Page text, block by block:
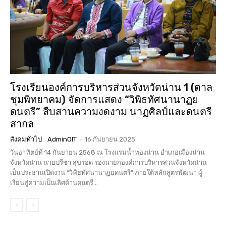
โรงเรียนองค์การบริหารส่วนจังหวัดน่าน 1 (ตาล
ชุมพิทยาคม) จัดการแสดง “วิพิธทัศนานาฏย
ดนตรี” สืบสานความงดงาม นาฏศิลป์และดนตรี
สากล
สังคมทั่วไป AdminOIT - 16 กันยายน 2025
วันอาทิตย์ที่ 14 กันยายน 2568 ณ โรงแรมน้ำทองน่าน อำเภอเมืองน่าน
จังหวัดน่าน นายปรีชา สุขรอด รองนายกองค์การบริหารส่วนจังหวัดน่าน
เป็นประธานเปิดงาน “วิพิธทัศนานาฏยดนตรี” ภายใต้หลักสูตรพัฒนา ผู้
เรียนสู่ความเป็นเลิศด้านดนตรี...